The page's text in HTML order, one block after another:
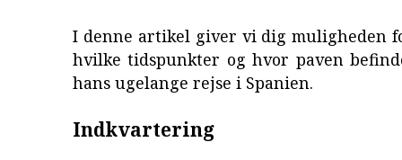
I denne artikel giver vi dig muligheden
hvilke tidspunkter og hvor paven
hans ugelange rejse i Spanien.
Indkvartering